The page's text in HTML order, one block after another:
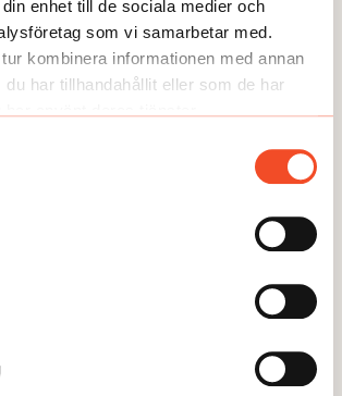
enhet till de sociala medier och
som vi samarbetar med.
kombinera informationen med annan
du har tillhandahållit eller som de har
inte arbetsmiljöansvaret
18
några av våra